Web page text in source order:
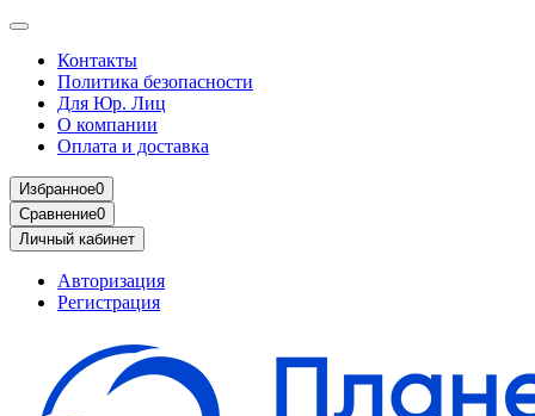
Контакты
Политика безопасности
Для Юр. Лиц
О компании
Оплата и доставка
Избранное0
Сравнение0
Личный кабинет
Авторизация
Регистрация